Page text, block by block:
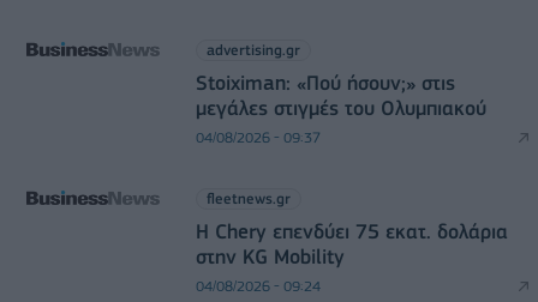
advertising.gr
Stoiximan: «Πού ήσουν;» στις
μεγάλες στιγμές του Ολυμπιακού
04/08/2026 - 09:37
fleetnews.gr
Η Chery επενδύει 75 εκατ. δολάρια
στην KG Mobility
04/08/2026 - 09:24